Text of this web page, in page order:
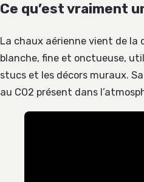
Ce qu’est vraiment
La chaux aérienne vient de la
blanche, fine et onctueuse,
stucs et les décors muraux.
au CO2 présent dans